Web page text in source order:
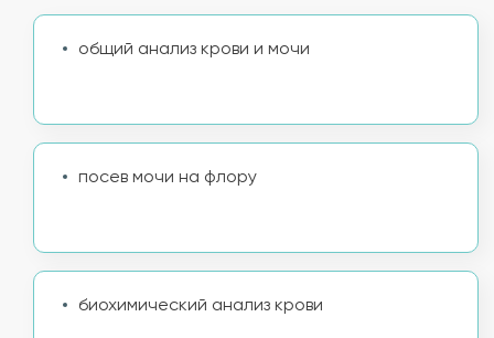
общий анализ крови и мочи
посев мочи на флору
биохимический анализ крови